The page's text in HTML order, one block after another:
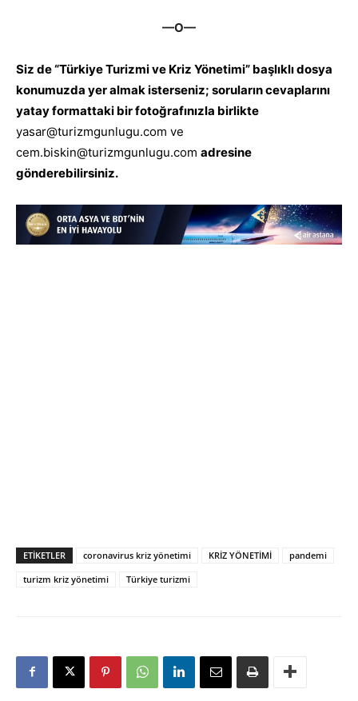
—O—
Siz de “Türkiye Turizmi ve Kriz Yönetimi” başlıklı dosya
konumuzda yer almak isterseniz; soruların cevaplarını
yatay formattaki bir fotoğrafınızla birlikte
yasar@turizmgunlugu.com ve
cem.biskin@turizmgunlugu.com adresine
gönderebilirsiniz.
ETIKETLER coronavirus kriz yönetimi KRİZ YÖNETİMİ
pandemi
turizm kriz yönetimi
Türkiye turizmi